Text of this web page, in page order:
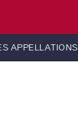
APPELLATIONS